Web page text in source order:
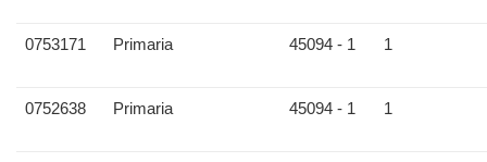
0753171 Primaria 45094 - 1 1
0752638 Primaria 45094 - 1 1